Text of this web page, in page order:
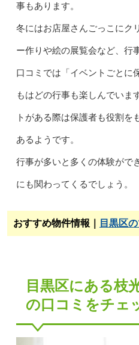
事もあります。
冬にはお店屋さんごっこにク
ー作りや絵の展覧会など、行
口コミでは「イベントごとに
もはどの行事も楽しんでいま
トがある際は保護者も役割を
あるようです。
行事が多いと多くの体験がで
にも関わってくるでしょう。
おすすめ物件情報｜ 目黒区
目黒区にある枝
の口コミをチェ